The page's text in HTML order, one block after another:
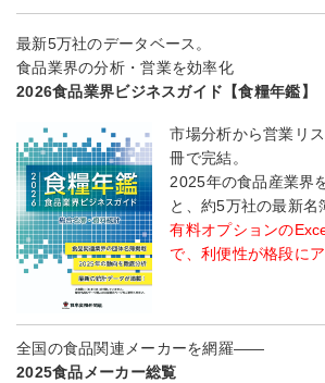
最新5万社のデータベース。
食品業界の分析・営業を効率化
2026食品業界ビジネスガイド【食糧年鑑】
市場分析から営業リ
冊で完結。
2025年の食品産業界
と、約5万社の最新名
有料オプションの
で、利便性が格段にア
全国の食品関連メーカーを網羅――
2025食品メーカー総覧